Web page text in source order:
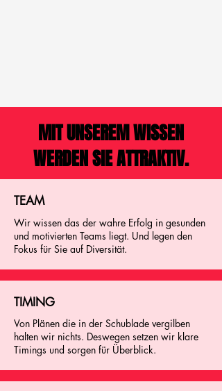
MIT UNSEREM WISSEN
WERDEN SIE ATTRAKTIV.
TEAM
Wir wissen das der wahre Erfolg in gesunden
und motivierten Teams liegt. Und legen den
Fokus für Sie auf Diversität.
TIMING
Von Plänen die in der Schublade vergilben
halten wir nichts. Deswegen setzen wir klare
Timings und sorgen für Überblick.